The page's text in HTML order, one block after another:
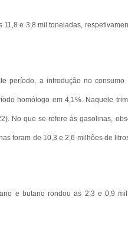
e 3,8 mil toneladas,
período, a introdução no consumo
homólogo em 4,1%. Naquele
No que se refere às gasolinas,
foram de 10,3 e 2,6 milhões de
e butano rondou as 2,3 e 0,9